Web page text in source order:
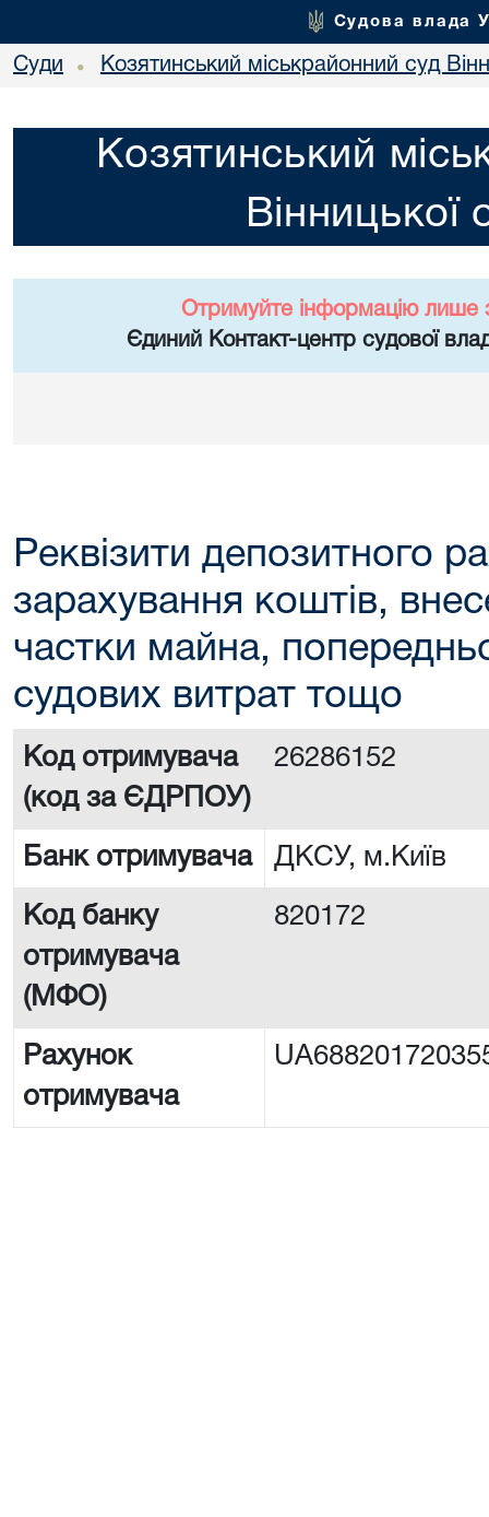
Судова влада
Суди • Козятинський міськрайонний суд
Козятинський
Вінницької
Отримуйте інформацію лише
Єдиний Контакт-центр судової
Реквізити депозитного
зарахування коштів,
частки майна,
судових витрат тощо
Код отримувача
(код за ЄДРПОУ)
26286152
Банк отримувача ДКСУ, м.Київ
Код банку
отримувача
(МФО)
820172
Рахунок
отримувача